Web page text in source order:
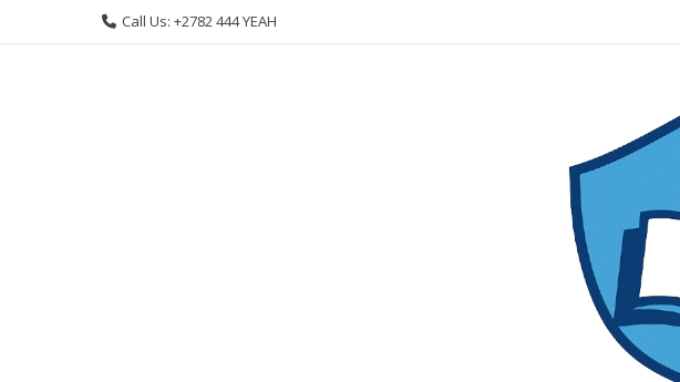
Call Us: +2782 444 YEAH